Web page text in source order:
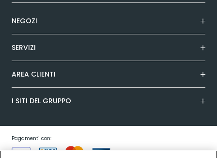
NEGOZI
SERVIZI
AREA CLIENTI
I SITI DEL GRUPPO
Pagamenti con: